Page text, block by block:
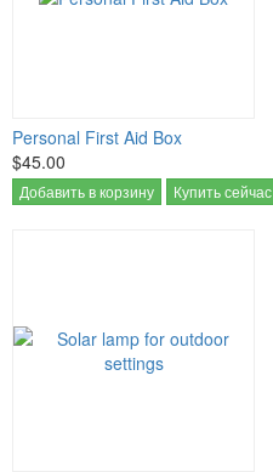
Personal First Aid Box
$45.00
Добавить в корзину Купить сейчас